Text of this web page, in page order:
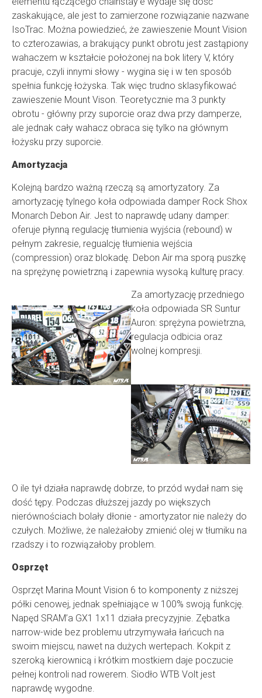
zaskakujące, ale jest to zamierzone rozwiązanie nazwane
IsoTrac. Można powiedzieć, że zawieszenie Mount Vision
to czterozawias, a brakujący punkt obrotu jest zastąpiony
wahaczem w kształcie położonej na bok litery V, który
pracuje, czyli innymi słowy - wygina się i w ten sposób
spełnia funkcję łożyska. Tak więc trudno sklasyfikować
zawieszenie Mount Vison. Teoretycznie ma 3 punkty
obrotu - główny przy suporcie oraz dwa przy damperze,
ale jednak cały wahacz obraca się tylko na głównym
łożysku przy suporcie.
Amortyzacja
Kolejną bardzo ważną rzeczą są amortyzatory. Za
amortyzację tylnego koła odpowiada damper Rock Shox
Monarch Debon Air. Jest to naprawdę udany damper:
oferuje płynną regulację tłumienia wyjścia (rebound) w
pełnym zakresie, regualcję tłumienia wejścia
(compression) oraz blokadę. Debon Air ma sporą puszkę
na sprężynę powietrzną i zapewnia wysoką kulturę pracy.
Za amortyzację przedniego
koła odpowiada SR Suntur
Auron: sprężyna powietrzna,
regulacja odbicia oraz
wolnej kompresji.
O ile tył działa naprawdę dobrze, to przód wydał nam się
dość tępy. Podczas dłuższej jazdy po większych
nierównościach bolały dłonie - amortyzator nie należy do
czułych. Możliwe, że należałoby zmienić olej w tłumiku na
rzadszy i to rozwiązałoby problem.
Osprzęt
Osprzęt Marina Mount Vision 6 to komponenty z niższej
półki cenowej, jednak spełniające w 100% swoją funkcję.
Napęd SRAM’a GX1 1x11 działa precyzyjnie. Zębatka
narrow-wide bez problemu utrzymywała łańcuch na
swoim miejscu, nawet na dużych wertepach. Kokpit z
szeroką kierownicą i krótkim mostkiem daje poczucie
pełnej kontroli nad rowerem. Siodło WTB Volt jest
naprawdę wygodne.